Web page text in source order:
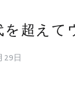
を超えて
29日